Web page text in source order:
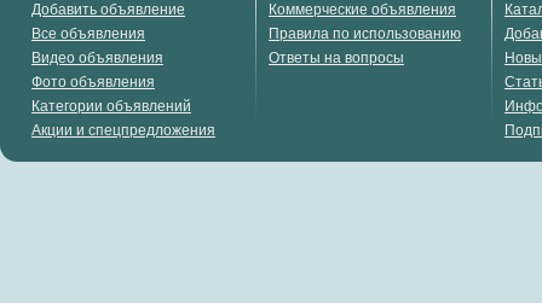
Добавить объявление
Все объявления
Видео объявления
Фото объявления
Категории объявлений
Акции и спецпредложения
Коммерческие объявления
Правила по использованию
Ответы на вопросы